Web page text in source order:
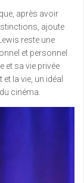
après avoir
ajoute
reste une
et personnel
et sa vie privée
la vie, un idéal
cinéma.